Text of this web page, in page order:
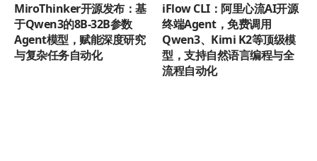
MiroThinker开源发布：基
于Qwen3的8B-32B参数
Agent模型，赋能深度研究
与复杂任务自动化
iFlow CLI：阿里心流AI开源
终端Agent，免费调用
Qwen3、Kimi K2等顶级模
型，支持自然语言编程与全
流程自动化